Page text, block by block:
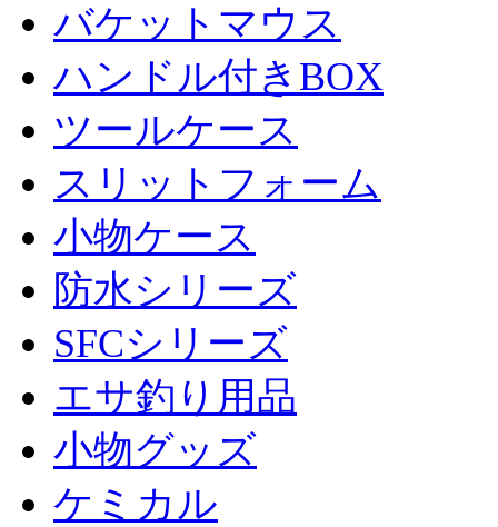
バケットマウス
ハンドル付きBOX
ツールケース
スリットフォーム
小物ケース
防水シリーズ
SFCシリーズ
エサ釣り用品
小物グッズ
ケミカル